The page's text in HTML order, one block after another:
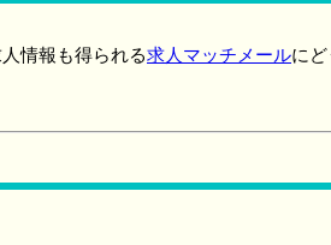
情報も得られる求人マッチメールにど